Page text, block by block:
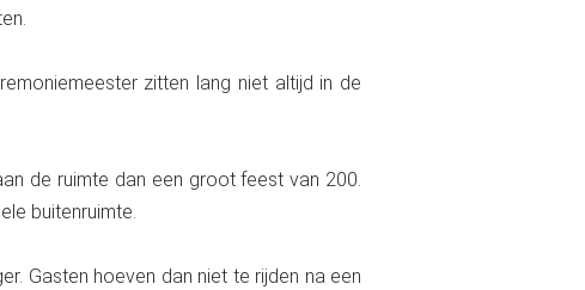
zitten lang niet altijd in de
de ruimte dan een groot feest van 200.
buitenruimte.
Gasten hoeven dan niet te rijden na een